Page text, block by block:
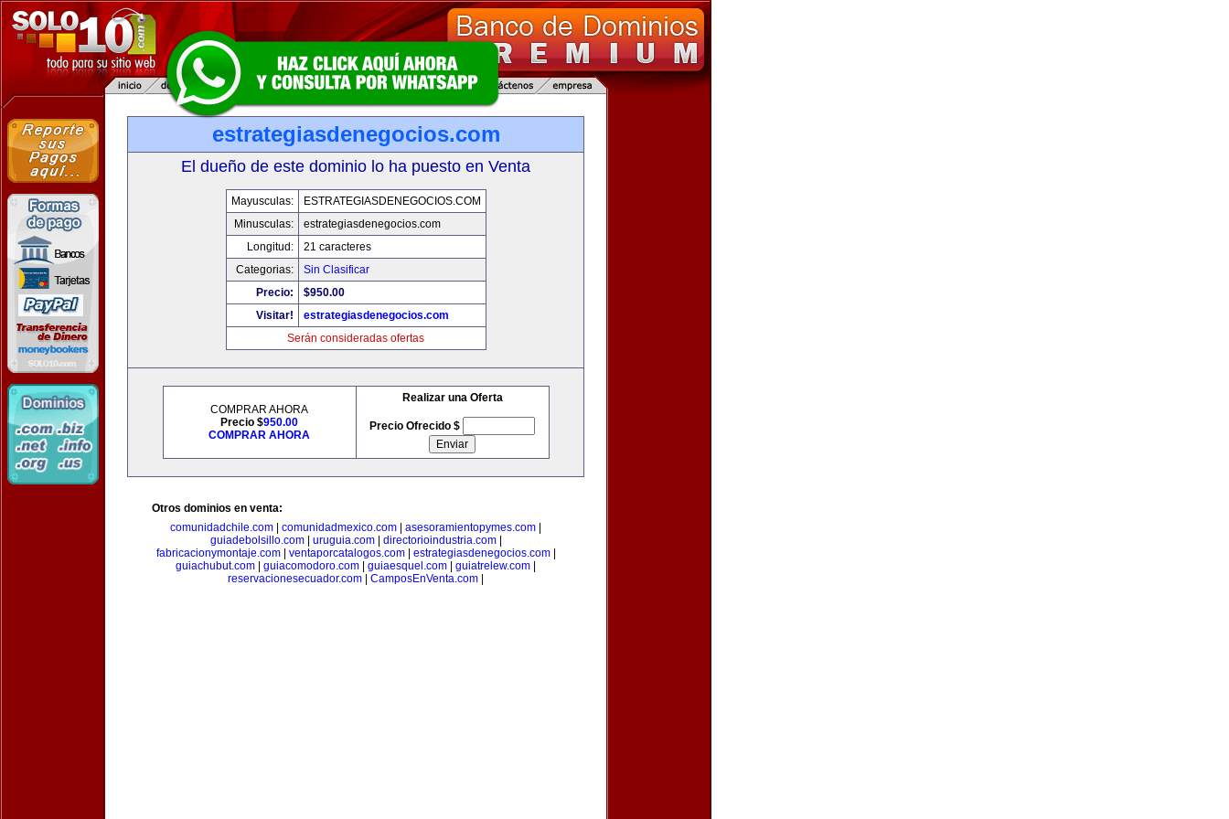
estrategiasdenegocios.com
El dueño de este dominio lo ha puesto en Venta
Mayusculas:
ESTRATEGIASDENEGOCIOS.COM
Minusculas:
estrategiasdenegocios.com
Longitud:
21 caracteres
Categorias:
Sin Clasificar
Precio:
$950.00
Visitar!
estrategiasdenegocios.com
Serán consideradas ofertas
COMPRAR AHORA
Precio $950.00
COMPRAR AHORA
Realizar una Oferta
Precio Ofrecido $
Otros dominios en venta:
comunidadchile.com
comunidadmexico.com asesoramientopymes.com
guiadebolsillo.com| uruguia.com| directorioindustria.com|
fabricacionymontaje.com| ventaporcatalogos.com| estrategiasdenegocios.com|
guiachubut.com
guiacomodoro.com guiaesquel.com guiatrelew.com
reservacionesecuador.com
CamposEnVenta.com